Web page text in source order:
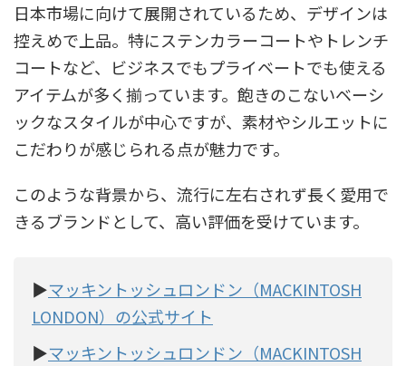
日本市場に向けて展開されているため、デザインは
控えめで上品。特にステンカラーコートやトレンチ
コートなど、ビジネスでもプライベートでも使える
アイテムが多く揃っています。飽きのこないベーシ
ックなスタイルが中心ですが、素材やシルエットに
こだわりが感じられる点が魅力です。
このような背景から、流行に左右されず長く愛用で
きるブランドとして、高い評価を受けています。
▶マッキントッシュロンドン（MACKINTOSH
LONDON）の公式サイト
▶マッキントッシュロンドン（MACKINTOSH